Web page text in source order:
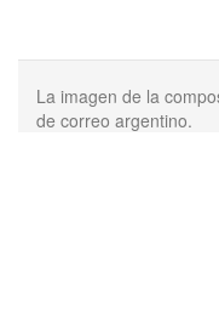
La imagen de la
de correo argentino.